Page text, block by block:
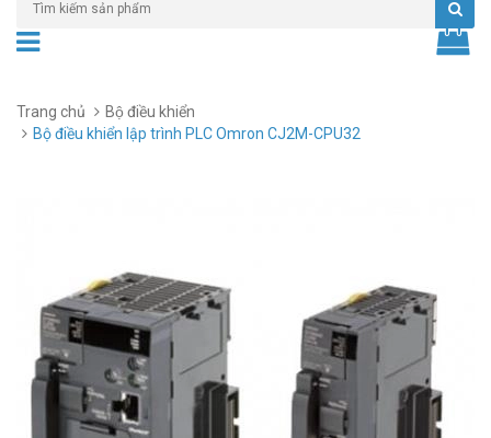
Trang chủ
Bộ điều khiển
Bộ điều khiển lập trình PLC Omron CJ2M-CPU32